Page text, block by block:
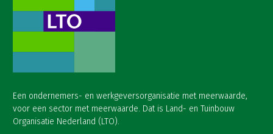
Een ondernemers- en werkgeversorganisatie met meerwaarde,
voor een sector met meerwaarde. Dat is Land- en Tuinbouw
Organisatie Nederland (LTO).